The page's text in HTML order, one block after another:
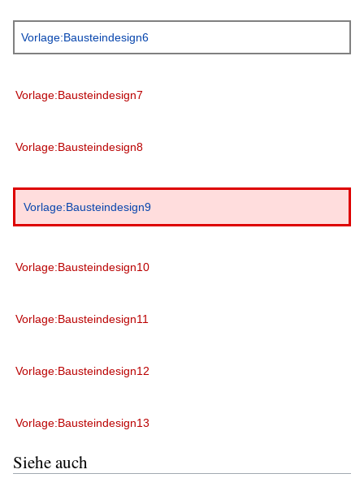
Vorlage:Bausteindesign6
Vorlage:Bausteindesign7
Vorlage:Bausteindesign8
Vorlage:Bausteindesign9
Vorlage:Bausteindesign10
Vorlage:Bausteindesign11
Vorlage:Bausteindesign12
Vorlage:Bausteindesign13
Siehe auch